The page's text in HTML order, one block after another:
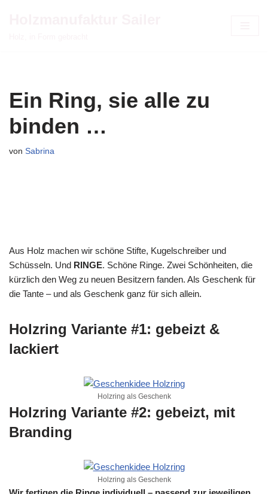
Ein Ring, sie alle zu
binden …
von Sabrina
Aus Holz machen wir schöne Stifte, Kugelschreiber und
Schüsseln. Und RINGE. Schöne Ringe. Zwei Schönheiten, die
kürzlich den Weg zu neuen Besitzern fanden. Als Geschenk für
die Tante – und als Geschenk ganz für sich allein.
Holzring Variante #1: gebeizt &
lackiert
Holzring als Geschenk
Holzring Variante #2: gebeizt, mit
Branding
Holzring als Geschenk